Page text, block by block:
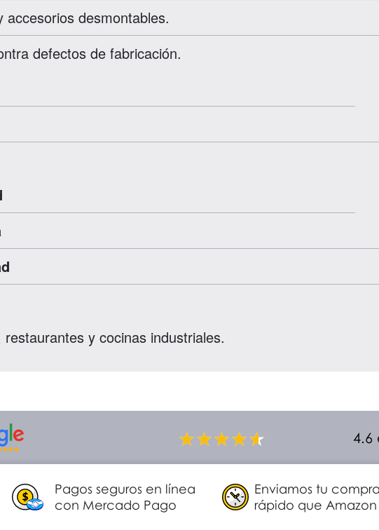
accesorios desmontables.
defectos de fabricación.
y cocinas industriales.
4.6
Pagos seguros en línea
con Mercado Pago
Enviamos tu
rápido que Amazon